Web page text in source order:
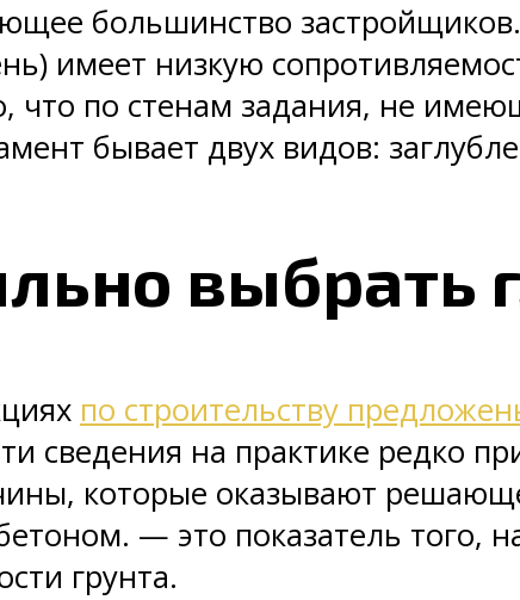
большинство
имеет низкую
что по стенам задания, не
бывает двух видов:
выбрать
по строительству
сведения на практике редко
которые оказывают
— это показатель того,
грунта.